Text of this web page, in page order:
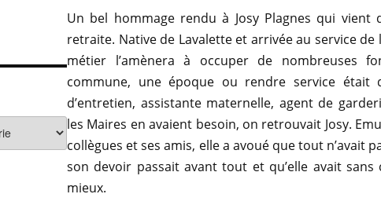
Un bel hommage rendu à Josy Plagnes qui
retraite. Native de Lavalette et arrivée au service de
métier l’amènera à occuper de nombreuses
commune, une époque ou rendre service
d’entretien, assistante maternelle, agent de
les Maires en avaient besoin, on retrouvait Josy.
collègues et ses amis, elle a avoué que tout n’avait
son devoir passait avant tout et qu’elle avait
mieux.